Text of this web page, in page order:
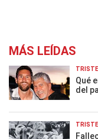
MÁS LEÍDAS
Qué
del